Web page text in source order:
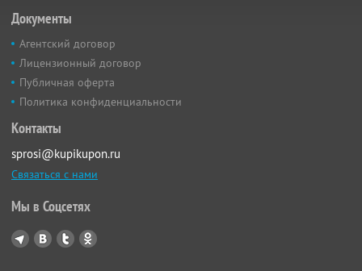
Документы
Агентский договор
Лицензионный договор
Публичная оферта
Политика конфиденциальности
Контакты
sprosi@kupikupon.ru
Связаться с нами
Мы в Соцсетях